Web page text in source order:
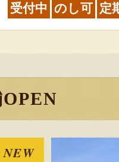
受付中 のし可 定
NEW